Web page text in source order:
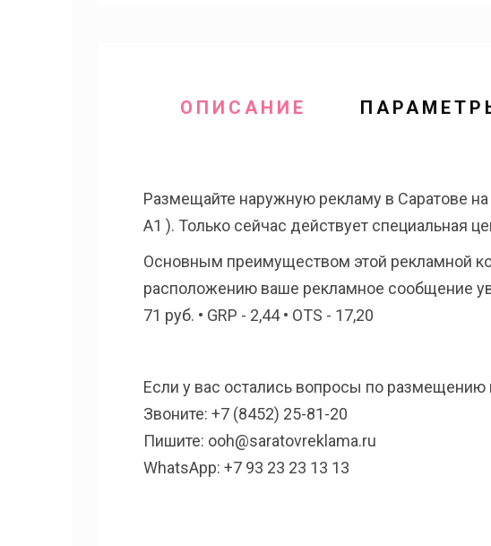
ОПИСАНИЕ
Размещайте наружную рекламу в Саратове
А1 ). Только сейчас действует специальная
Основным преимуществом этой рекламной
расположению ваше рекламное сообщение
71 руб. • GRP - 2,44 • OTS - 17,20
Если у вас остались вопросы по
Звоните: +7 (8452) 25-81-20
Пишите: ooh@saratovreklama.ru
WhatsApp: +7 93 23 23 13 13